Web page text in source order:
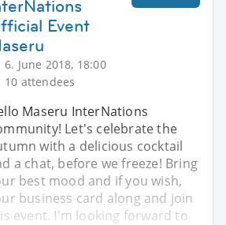
Event
6. June 2018, 18:00
10 attendees
Maseru InterNations
Let's celebrate the
with a delicious cocktail
a chat, before we freeze! Bring
best mood and if you wish,
business card along and join
event. I'm looking forward to